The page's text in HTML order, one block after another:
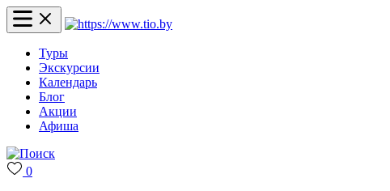
Туры
Экскурсии
Календарь
Блог
Акции
Афиша
0